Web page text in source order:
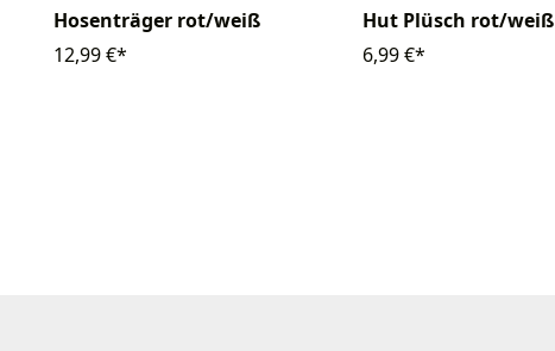
Hosenträger rot/weiß
12,99 €*
Hut Plüsch rot/weiß
6,99 €*